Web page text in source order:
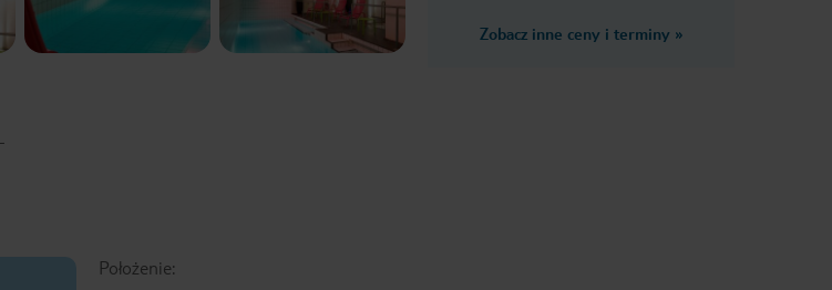
Zobacz inne ceny i terminy »
Położenie: